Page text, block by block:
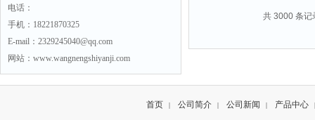
电话：
手机：18221870325
E-mail：2329245040@qq.com
网站：www.wangnengshiyanji.com
共 3000 条
首页 | 公司简介 | 公司新闻 | 产品中心 |